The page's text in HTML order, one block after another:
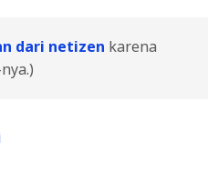
dari netizen karena